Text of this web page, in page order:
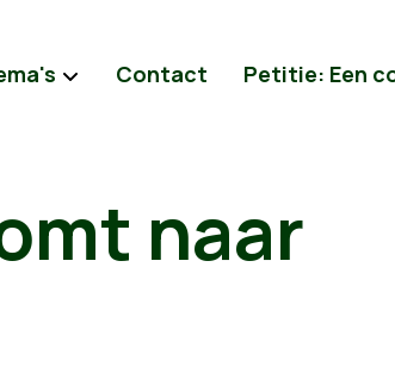
Contact Petitie: Een
naar